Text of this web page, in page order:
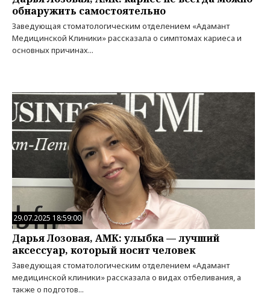
обнаружить самостоятельно
Заведующая стоматологическим отделением «Адамант
Медицинской Клиники» рассказала о симптомах кариеса и
основных причинах...
29.07.2025 18:59:00
Дарья Лозовая, АМК: улыбка — лучший
аксессуар, который носит человек
Заведующая стоматологическим отделением «Адамант
медицинской клиники» рассказала о видах отбеливания, а
также о подготов...